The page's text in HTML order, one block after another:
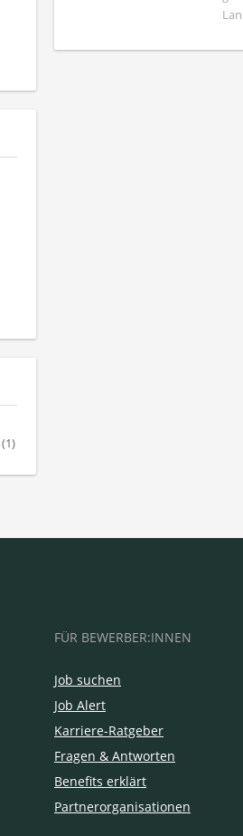
(1)
FÜR BEWERBER:INNEN
Job suchen
Job Alert
Karriere-Ratgeber
Fragen & Antworten
Benefits erklärt
Partnerorganisationen